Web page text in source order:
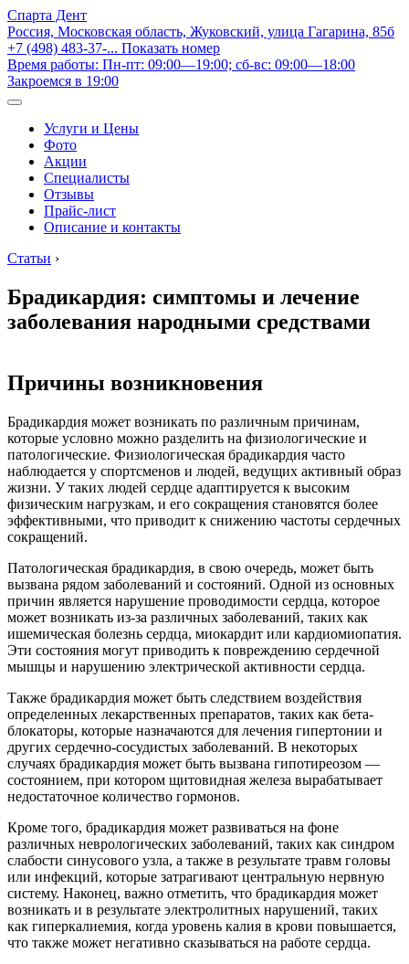
Спарта Дент
Россия, Московская область, Жуковский, улица Гагарина, 85б
+7 (498) 483-37-... Показать номер
Время работы: Пн-пт: 09:00—19:00; сб-вс: 09:00—18:00
Закроемся в 19:00
Услуги и Цены
Фото
Акции
Специалисты
Отзывы
Прайс-лист
Описание и контакты
Статьи ›
Брадикардия: симптомы и лечение
заболевания народными средствами
Причины возникновения
Брадикардия может возникать по различным причинам,
которые условно можно разделить на физиологические и
патологические. Физиологическая брадикардия часто
наблюдается у спортсменов и людей, ведущих активный образ
жизни. У таких людей сердце адаптируется к высоким
физическим нагрузкам, и его сокращения становятся более
эффективными, что приводит к снижению частоты сердечных
сокращений.
Патологическая брадикардия, в свою очередь, может быть
вызвана рядом заболеваний и состояний. Одной из основных
причин является нарушение проводимости сердца, которое
может возникать из-за различных заболеваний, таких как
ишемическая болезнь сердца, миокардит или кардиомиопатия.
Эти состояния могут приводить к повреждению сердечной
мышцы и нарушению электрической активности сердца.
Также брадикардия может быть следствием воздействия
определенных лекарственных препаратов, таких как бета-
блокаторы, которые назначаются для лечения гипертонии и
других сердечно-сосудистых заболеваний. В некоторых
случаях брадикардия может быть вызвана гипотиреозом —
состоянием, при котором щитовидная железа вырабатывает
недостаточное количество гормонов.
Кроме того, брадикардия может развиваться на фоне
различных неврологических заболеваний, таких как синдром
слабости синусового узла, а также в результате травм головы
или инфекций, которые затрагивают центральную нервную
систему. Наконец, важно отметить, что брадикардия может
возникать и в результате электролитных нарушений, таких
как гиперкалиемия, когда уровень калия в крови повышается,
что также может негативно сказываться на работе сердца.